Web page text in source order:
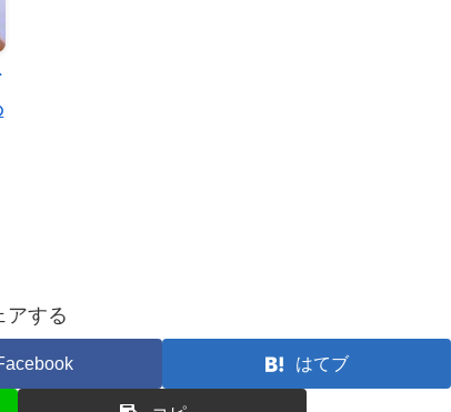
アする
はてブ